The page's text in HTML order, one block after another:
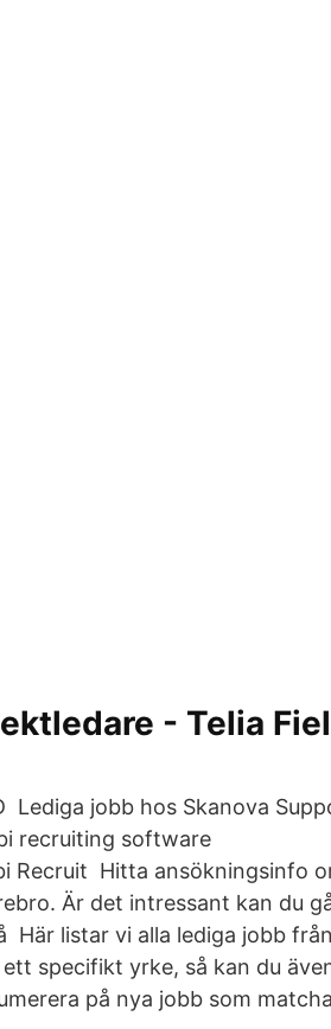
- Telia
Lediga jobb hos Skanova
recruiting software
Recruit Hitta ansökningsinfo
Är det intressant kan du
Här listar vi alla lediga jobb
specifikt yrke, så kan du
på nya jobb som